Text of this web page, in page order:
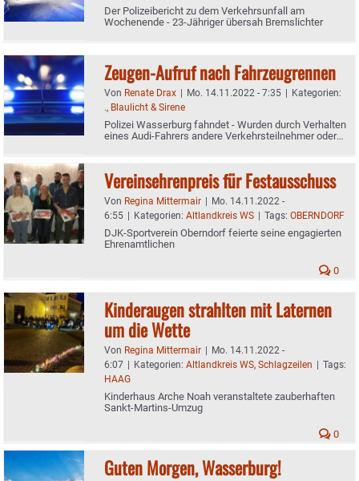
Der Polizeibericht zu dem Verkehrsunfall am
Wochenende - 23-Jähriger übersah Bremslichter
Zeugen-Aufruf nach Fahrzeugrennen
Von Renate Drax | Mo. 14.11.2022 - 7:35 | Kategorien:
., Blaulicht & Sirene
Polizei Wasserburg fahndet - Wurden durch Verhalten
eines Audi-Fahrers andere Verkehrsteilnehmer oder
Vereinsehrenpreis für Festausschuss
Von Regina Mittermair | Mo. 14.11.2022 -
6:55 | Kategorien: Altlandkreis WS | Tags: OBERNDORF
DJK-Sportverein Oberndorf feierte seine engagierten
Ehrenamtlichen
0
Kinderaugen strahlten mit Laternen
um die Wette
Von Regina Mittermair | Mo. 14.11.2022 -
6:07 | Kategorien: Altlandkreis WS, Schlagzeilen | Tags:
HAAG
Kinderhaus Arche Noah veranstaltete zauberhaften
Sankt-Martins-Umzug
0
Guten Morgen, Wasserburg!